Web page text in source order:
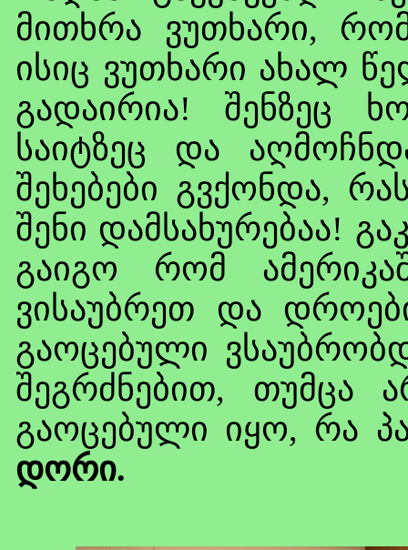
მითხრა ვუთხარი,
ისიც ვუთხარი ახალ
გადაირია! შენზეც
საიტზეც და
შეხებები გვქონდა,
შენი დამსახურებაა!
გაიგო რომ
ვისაუბრეთ და
გაოცებული
შეგრძნებით, თუმცა
გაოცებული იყო, რა
დორი.